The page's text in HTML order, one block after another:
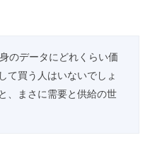
のデータにどれくらい価
て買う人はいないでしょ
、まさに需要と供給の世